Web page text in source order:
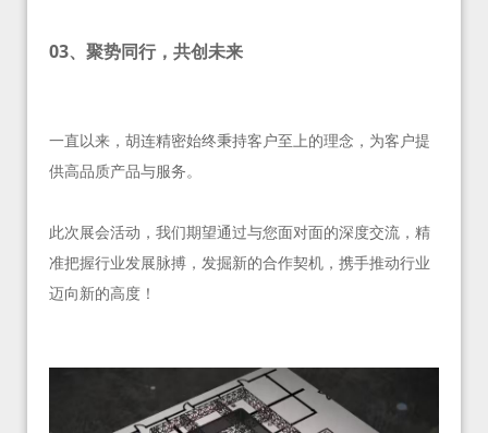
03、聚势同行，共创未来
一直以来，胡连精密始终秉持客户至上的理念，为客户提
供高品质产品与服务。
此次展会活动，我们期望通过与您面对面的深度交流，精
准把握行业发展脉搏，发掘新的合作契机，携手推动行业
迈向新的高度！